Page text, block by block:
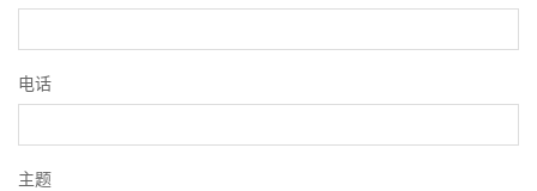
电话
主题